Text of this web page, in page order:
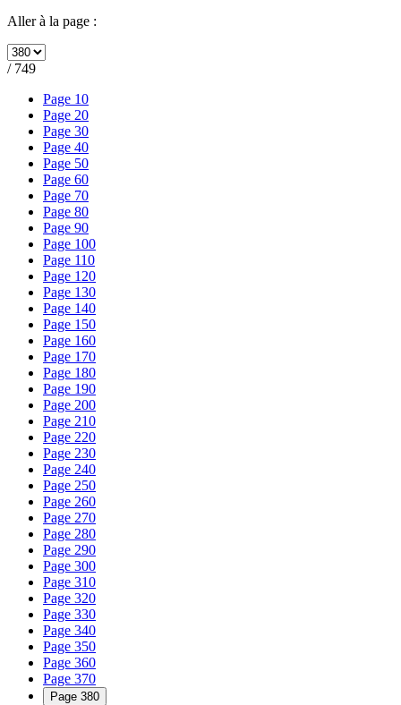
Aller à la page :
/ 749
Page 10
Page 20
Page 30
Page 40
Page 50
Page 60
Page 70
Page 80
Page 90
Page 100
Page 110
Page 120
Page 130
Page 140
Page 150
Page 160
Page 170
Page 180
Page 190
Page 200
Page 210
Page 220
Page 230
Page 240
Page 250
Page 260
Page 270
Page 280
Page 290
Page 300
Page 310
Page 320
Page 330
Page 340
Page 350
Page 360
Page 370
Page 380